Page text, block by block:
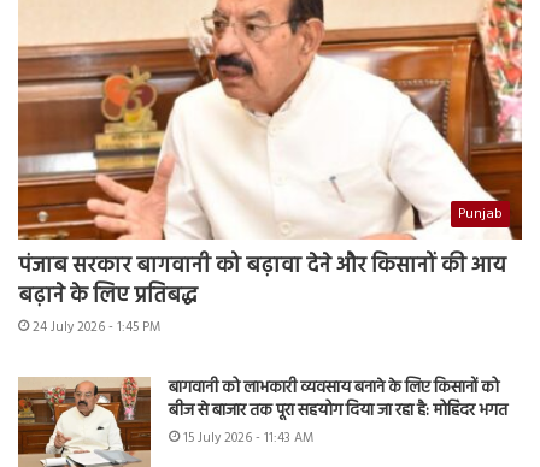
Punjab
पंजाब सरकार बागवानी को बढ़ावा देने और किसानों की आय
बढ़ाने के लिए प्रतिबद्ध
24 July 2026 - 1:45 PM
बागवानी को लाभकारी व्यवसाय बनाने के लिए किसानों को
बीज से बाजार तक पूरा सहयोग दिया जा रहा है: मोहिंदर भगत
15 July 2026 - 11:43 AM